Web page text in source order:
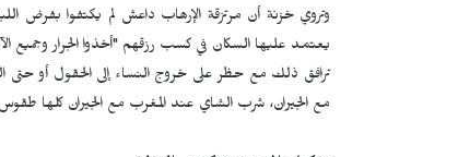
وتروي خزنة أن مرتزقة الإرهاب داعش لم يكتفوا بفرض
يعتمد عليها السكان في كسب رزقهم "أخذوا الجرار وجميع
ترافق ذلك مع حظر على خروج النساء إلى الحقول أو حتى
مع الجيران، شرب الشاي عند المغرب مع الجيران كلها